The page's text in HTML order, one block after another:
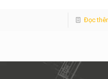
Đọc